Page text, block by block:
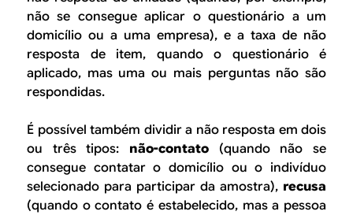
não se consegue aplicar o questionário a um
domicílio ou a uma empresa), e a taxa de não
resposta de item, quando o questionário é
aplicado, mas uma ou mais perguntas não são
respondidas.
É possível também dividir a não resposta em dois
ou três tipos: não-contato (quando não se
consegue contatar o domicílio ou o indivíduo
selecionado para participar da amostra), recusa
(quando o contato é estabelecido, mas a pessoa